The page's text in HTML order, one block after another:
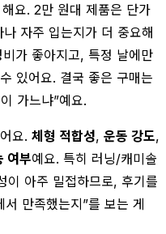
요. 2만 원대 제품은 단가
자주 입는지가 더 중요해
가 좋아지고, 특정 날에만
있어요. 결국 좋은 구매는
가느냐”예요.
요. 체형 적합성, 운동 강도,
여부예요. 특히 러닝/캐미솔
이 아주 밀접하므로, 후기를
만족했는지”를 보는 게